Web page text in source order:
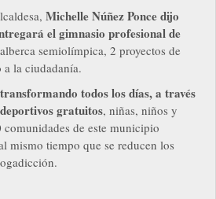
Michelle Núñez Ponce dijo
el gimnasio profesional de
semiolímpica, 2 proyectos de
la ciudadanía.
todos los días, a través
gratuitos, niñas, niños y
comunidades de este municipio
mismo tiempo que se reducen los